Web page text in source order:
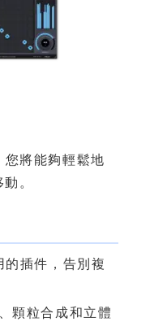
將能夠輕鬆地
。
的插件，告別複
顆粒合成和立體